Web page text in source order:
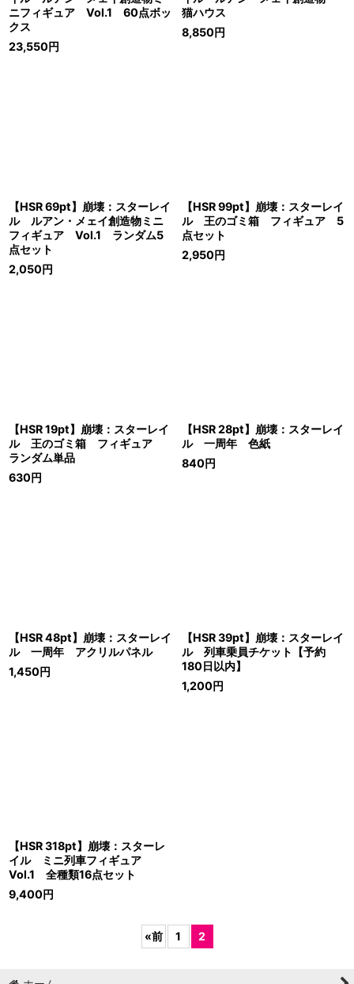
ニフィギュア Vol.1 60点ボッ
クス
23,550円
猫ハウス
8,850円
【HSR 69pt】崩壊：スターレイ
ル ルアン・メェイ創造物ミニ
フィギュア Vol.1 ランダム5
点セット
2,050円
【HSR 99pt】崩壊：スターレイ
ル 王のゴミ箱 フィギュア 5
点セット
2,950円
【HSR 19pt】崩壊：スターレイ
ル 王のゴミ箱 フィギュア
ランダム単品
630円
【HSR 28pt】崩壊：スターレイ
ル 一周年 色紙
840円
【HSR 48pt】崩壊：スターレイ
ル 一周年 アクリルパネル
1,450円
【HSR 39pt】崩壊：スターレイ
ル 列車乗員チケット【予約
180日以内】
1,200円
【HSR 318pt】崩壊：スターレ
イル ミニ列車フィギュア
Vol.1 全種類16点セット
9,400円
«前 1 2